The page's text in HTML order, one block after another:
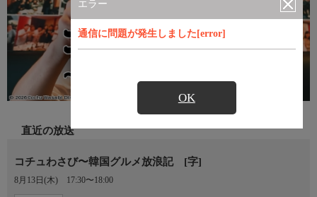
エラー
通信に問題が発生しました[error]
OK
直近の放送
コチュわさび〜韓国グルメ放浪記 [字]
8月13日(木) 17:30〜18:00